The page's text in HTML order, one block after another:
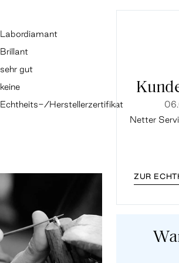
Labordiamant
Brillant
sehr gut
keine
Echtheits-/Herstellerzertifikat
Netter
ZUR